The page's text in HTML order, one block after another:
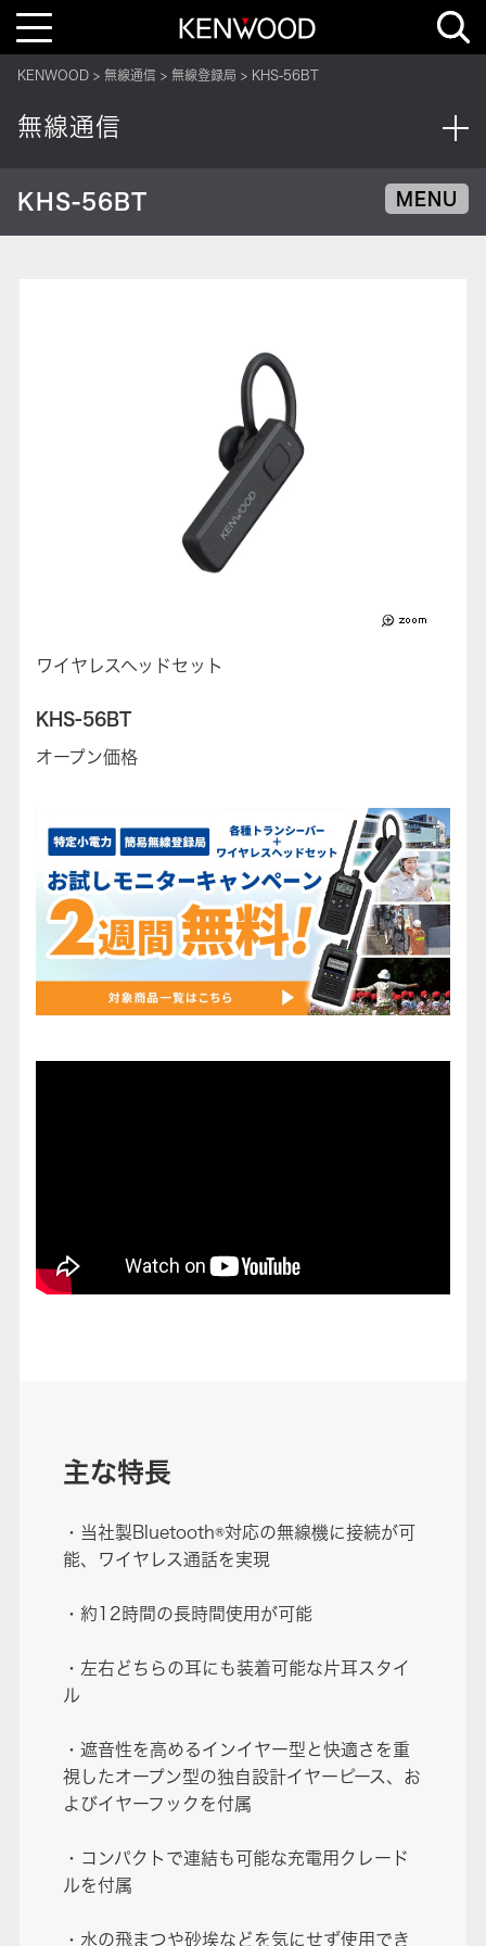
T
l
a
v
o
KENWOOD 無線通信 無線登録局 KHS-56BT
無線通信
KHS-56BT MENU
ワイヤレスヘッドセット
KHS-56BT
オープン価格
主な特長
・当社製Bluetooth®対応の無線機に接続が可
能、ワイヤレス通話を実現
・約12時間の⻑時間使用が可能
・左右どちらの耳にも装着可能な片耳スタイ
ル
・遮音性を高めるインイヤー型と快適さを重
視したオープン型の独自設計イヤーピース、お
よびイヤーフックを付属
・コンパクトで連結も可能な充電用クレード
ルを付属
・水の飛まつや砂埃などを気にせず使用でき